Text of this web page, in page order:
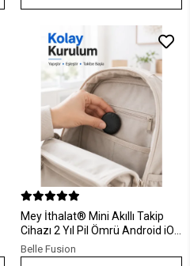
Mey İthalat® Mini Akıllı Takip
Cihazı 2 Yıl Pil Ömrü Android iOS
Uyumlu Çanta Araç Valiz Takip
Aparatı
Belle Fusion